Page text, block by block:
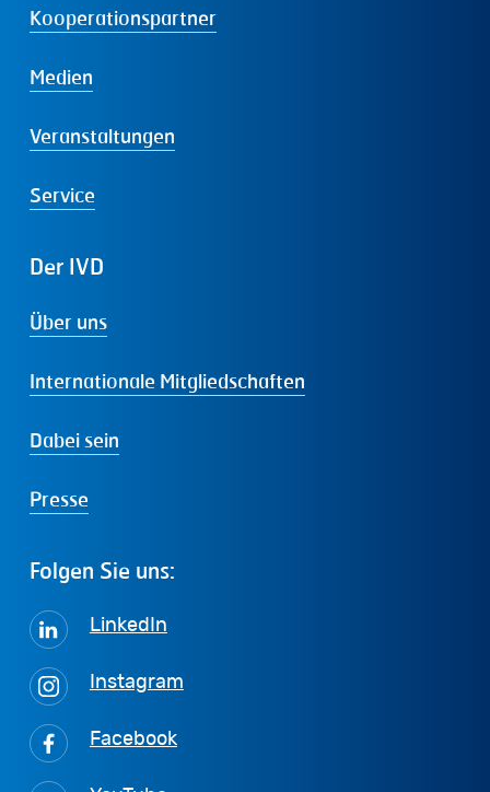
Kooperationspartner
Medien
Veranstaltungen
Service
Der IVD
Über uns
Internationale Mitgliedschaften
Dabei sein
Presse
Folgen Sie uns:
LinkedIn
Instagram
Facebook